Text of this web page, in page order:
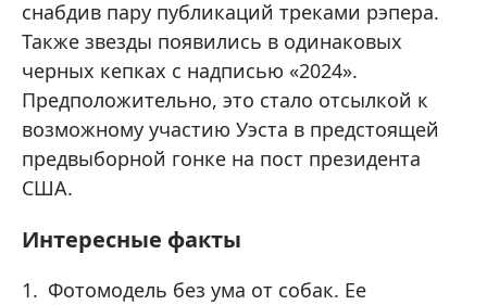
снабдив пару публикаций треками рэпера.
Также звезды появились в одинаковых
черных кепках с надписью «2024».
Предположительно, это стало отсылкой к
возможному участию Уэста в предстоящей
предвыборной гонке на пост президента
США.
Интересные факты
Фотомодель без ума от собак. Ее